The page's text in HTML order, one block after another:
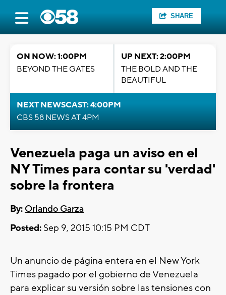
SHARE
ON NOW: 1:00PM
BEYOND THE GATES
UP NEXT: 2:00PM
THE BOLD AND THE
BEAUTIFUL
NEXT NEWSCAST: 4:00PM
CBS 58 NEWS AT 4PM
Venezuela paga un aviso en el
NY Times para contar su 'verdad'
sobre la frontera
By: Orlando Garza
Posted: Sep 9, 2015 10:15 PM CDT
Un anuncio de página entera en el New York
Times pagado por el gobierno de Venezuela
para explicar su versión sobre las tensiones con